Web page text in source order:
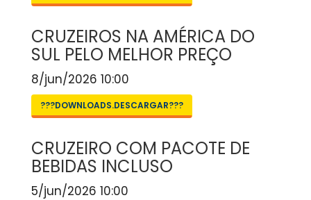
CRUZEIROS NA AMÉRICA DO
SUL PELO MELHOR PREÇO
8/jun/2026 10:00
???DOWNLOADS.DESCARGAR???
CRUZEIRO COM PACOTE DE
BEBIDAS INCLUSO
5/jun/2026 10:00